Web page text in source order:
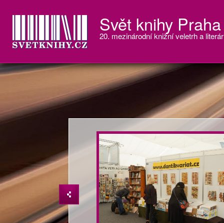
Svět knihy
20. mezinárodní knižní veletrh a